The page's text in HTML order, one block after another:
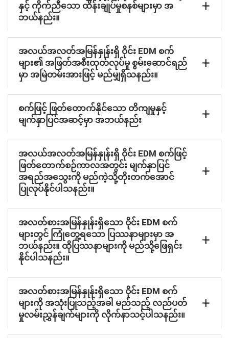
နှင့် ကိုက်ညီသော ထိန်းချုပ်မှုစနစ်များမှာ အ
ဘယ်နည်း။
အလယ်အလတ်အမြန်နှုန်းရှိ ဝိုင်း EDM စက်
များ၏ အဖြတ်အစီးထုတ်လုပ်မှု စွမ်းဆောင်ရည်
မှာ အမြဲတမ်းအားဖြင့် မည်မျှရှိသနည်း။
စက်ဖြင့် ဖြတ်တောက်နိုင်သော တိကျမှုနှင့်
မျက်နှာပြင်အဆင့်မှာ အဘယ်နည်း
အလယ်အလတ်အမြန်နှုန်းရှိ ဝိုင်း EDM စက်ဖြင့်
ဖြတ်တောက်စဉ်ကာလအတွင်း မျက်နှာပြင်
အရည်အသွေးကို မည်ကဲ့သို့တိုးတက်အောင်
ပြုလုပ်နိုင်ပါသနည်း။
အလတ်စားအမြန်နှုန်းရှိသော ဝိုင်း EDM စက်
များတွင် ကြုံတွေ့ရသော ပြဿနာများမှာ အ
ဘယ်နည်း။ ထိုပြဿနာများကို မည်သို့ဖြေရှင်း
နိုင်ပါသနည်း။
အလတ်စားအမြန်နှုန်းရှိသော ဝိုင်း EDM စက်
များကို အသုံးပြုသည့်အခါ မည်သည့် လည်ပတ်
မှုလမ်းညွှန်ချက်များကို လိုက်နာသင့်ပါသနည်း။